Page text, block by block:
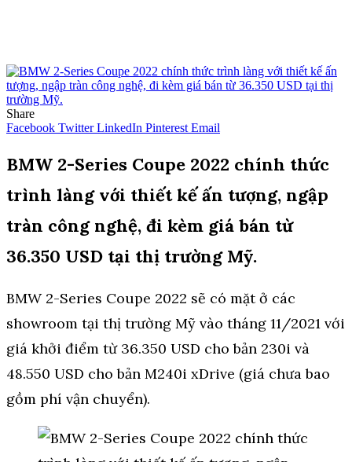
Share
Facebook Twitter LinkedIn Pinterest Email
BMW 2-Series Coupe 2022 chính thức
trình làng với thiết kế ấn tượng, ngập
tràn công nghệ, đi kèm giá bán từ
36.350 USD tại thị trường Mỹ.
BMW 2-Series Coupe 2022 sẽ có mặt ở các
showroom tại thị trường Mỹ vào tháng 11/2021 với
giá khởi điểm từ 36.350 USD cho bản 230i và
48.550 USD cho bản M240i xDrive (giá chưa bao
gồm phí vận chuyển).